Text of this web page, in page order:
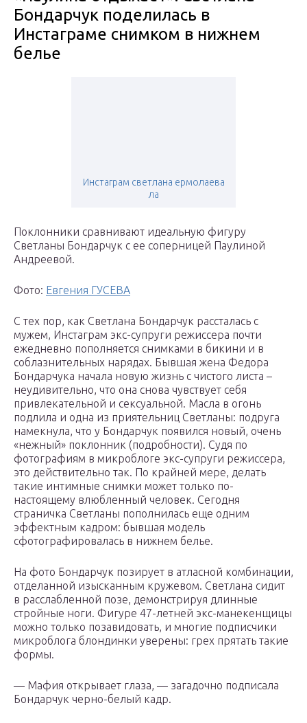
Бондарчук поделилась в
Инстаграме снимком в нижнем
белье
Инстаграм светлана ермолаева
ла
Поклонники сравнивают идеальную фигуру
Светланы Бондарчук с ее соперницей Паулиной
Андреевой.
Фото: Евгения ГУСЕВА
С тех пор, как Светлана Бондарчук рассталась с
мужем, Инстаграм экс-супруги режиссера почти
ежедневно пополняется снимками в бикини и в
соблазнительных нарядах. Бывшая жена Федора
Бондарчука начала новую жизнь с чистого листа –
неудивительно, что она снова чувствует себя
привлекательной и сексуальной. Масла в огонь
подлила и одна из приятельниц Светланы: подруга
намекнула, что у Бондарчук появился новый, очень
«нежный» поклонник (подробности). Судя по
фотографиям в микроблоге экс-супруги режиссера,
это действительно так. По крайней мере, делать
такие интимные снимки может только по-
настоящему влюбленный человек. Сегодня
страничка Светланы пополнилась еще одним
эффектным кадром: бывшая модель
сфотографировалась в нижнем белье.
На фото Бондарчук позирует в атласной комбинации,
отделанной изысканным кружевом. Светлана сидит
в расслабленной позе, демонстрируя длинные
стройные ноги. Фигуре 47-летней экс-манекенщицы
можно только позавидовать, и многие подписчики
микроблога блондинки уверены: грех прятать такие
формы.
— Мафия открывает глаза, — загадочно подписала
Бондарчук черно-белый кадр.